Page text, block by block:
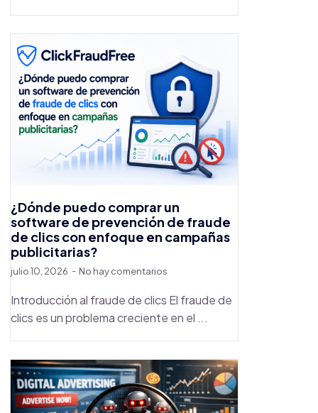
¿Dónde puedo comprar un
software de prevención de fraude
de clics con enfoque en campañas
publicitarias?
julio 10, 2026 No hay comentarios
Introducción al fraude de clics El fraude de
clics es un problema creciente en el ...